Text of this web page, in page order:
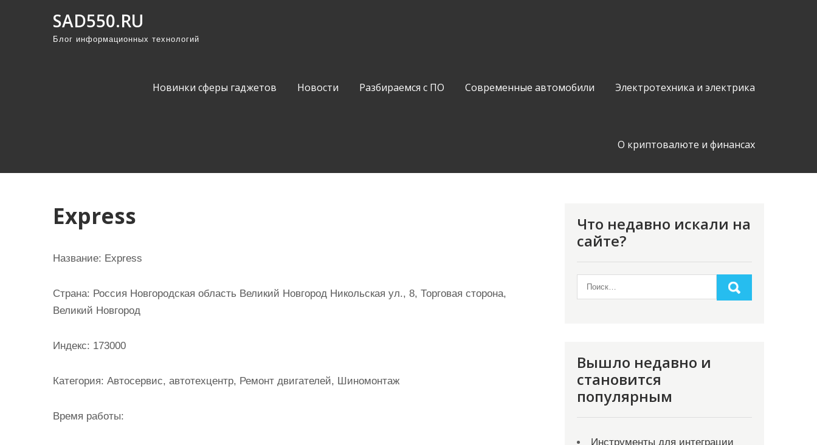
SAD550.RU
Блог информационных технологий
Новинки сферы гаджетов Новости Разбираемся с ПО Современные автомобили Электротехника и электрика
О криптовалюте и финансах
Express
Название: Express
Страна: Россия Новгородская область Великий Новгород Никольская ул., 8, Торговая сторона,
Великий Новгород
Индекс: 173000
Категория: Автосервис, автотехцентр, Ремонт двигателей, Шиномонтаж
Время работы:
Что недавно искали на
сайте?
Вышло недавно и
становится
популярным
Инструменты для интеграции